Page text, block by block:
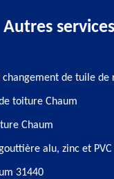
Autres services
changement de tuile de
toiture Chaum
Chaum
alu, zinc et PVC
31440